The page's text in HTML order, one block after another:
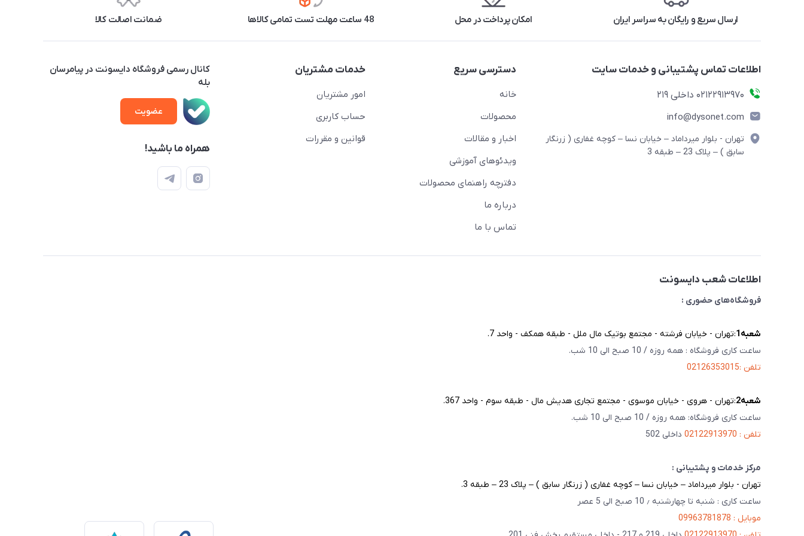
ارسال سریع و رایگان به سراسر ایران امکان پرداخت در محل 48 ساعت مهلت تست تمامی کالاها ضمانت اصالت کالا
اطلاعات تماس پشتیبانی و خدمات سایت
02122913970 داخلی 219
info@dysonet.com
تهران - بلوار میرداماد – خیابان نسا – کوچه غفاری ( زرنگار
سابق ) – پلاک 23 – طبقه 3
دسترسی سریع
خانه
محصولات
اخبار و مقالات
ویدئو‌های آموزشی
دفترچه راهنمای محصولات
درباره ما
تماس با ما
خدمات مشتریان
امور مشتریان
حساب کاربری
قوانین و مقررات
کانال رسمی فروشگاه دایسونت در پیامرسان
بله
عضویت
همراه ما باشید!
اطلاعات شعب دایسونت
فروشگاه‌های حضوری :
شعبه‌1 :تهران - خیابان فرشته - مجتمع بوتیک مال ملل - طبقه همکف - واحد 7.
ساعت کاری فروشگاه : همه روزه / 10 صبح الی 10 شب.
تلفن :02126353015
شعبه‌2 :تهران - هروی - خیابان موسوی - مجتمع تجاری هدیش مال - طبقه سوم - واحد 367.
ساعت کاری فروشگاه: همه روزه / 10 صبح الی 10 شب.
تلفن : 02122913970
داخلی 502
مرکز خدمات و پشتیبانی :
تهران - بلوار میرداماد – خیابان نسا – کوچه غفاری ( زرنگار سابق ) – پلاک 23 – طبقه 3.
ساعت کاری : شنبه تا چهارشنبه ٫ 10 صبح الی 5 عصر
موبایل : 09963781878